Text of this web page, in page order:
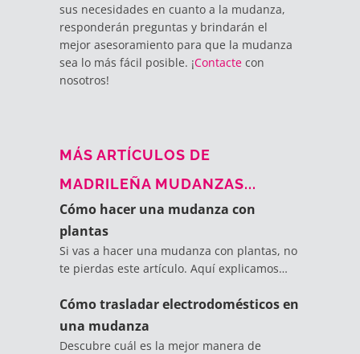
sus necesidades en cuanto a la mudanza,
responderán preguntas y brindarán el
mejor asesoramiento para que la mudanza
sea lo más fácil posible. ¡Contacte con
nosotros!
MÁS ARTÍCULOS DE
MADRILEÑA MUDANZAS...
Cómo hacer una mudanza con
plantas
Si vas a hacer una mudanza con plantas, no
te pierdas este artículo. Aquí explicamos…
Cómo trasladar electrodomésticos en
una mudanza
Descubre cuál es la mejor manera de